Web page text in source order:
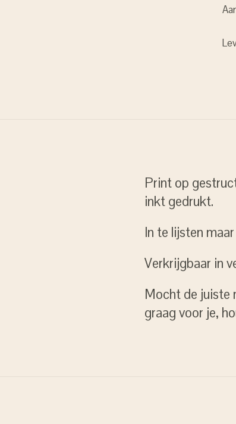
Print op
inkt gedrukt.
In te lijsten
Verkrijgbaar in
Mocht de juiste
graag voor je,